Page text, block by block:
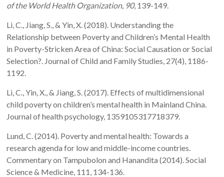
of the World Health Organization, 90, 139-149.
Li, C., Jiang, S., & Yin, X. (2018). Understanding the
Relationship between Poverty and Children’s Mental Health
in Poverty-Stricken Area of China: Social Causation or Social
Selection?. Journal of Child and Family Studies, 27(4), 1186-
1192.
Li, C., Yin, X., & Jiang, S. (2017). Effects of multidimensional
child poverty on children’s mental health in Mainland China.
Journal of health psychology, 1359105317718379.
Lund, C. (2014). Poverty and mental health: Towards a
research agenda for low and middle-income countries.
Commentary on Tampubolon and Hanandita (2014). Social
Science & Medicine, 111, 134-136.